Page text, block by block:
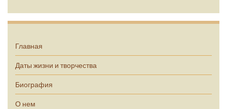
Главная
Даты жизни и творчества
Биография
О нем